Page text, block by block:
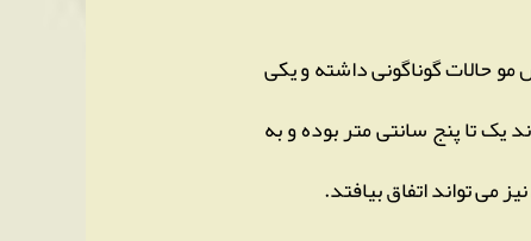
حالات گوناگونی داشته و یکی
یک تا پنج سانتی متر بوده و به
تواند اتفاق بیافتد.